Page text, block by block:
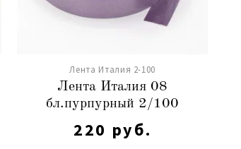
Лента Италия 2-100
Лента Италия 08
бл.пурпурный 2/100
220 руб.